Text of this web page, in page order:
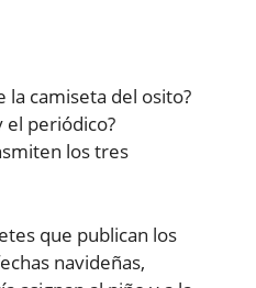
la camiseta del osito?
el periódico?
los tres
que publican los
navideñas,